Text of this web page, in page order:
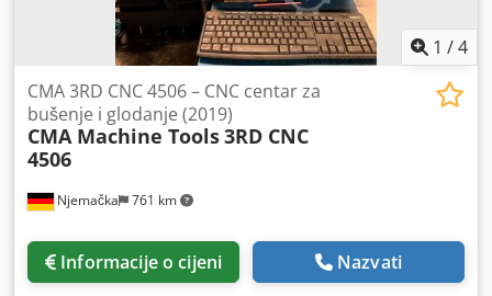
1 /4
Njemačka 761 km
CMA 3RD CNC 4506 – CNC centar za
bušenje i glodanje (2019)
CMA Machine Tools3RD CNC
4506
Informacije o cijeni Nazvati